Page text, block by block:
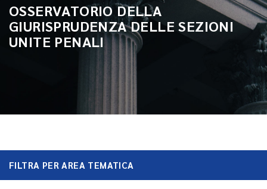
OSSERVATORIO DELLA
GIURISPRUDENZA DELLE SEZIONI
UNITE PENALI
FILTRA PER AREA TEMATICA